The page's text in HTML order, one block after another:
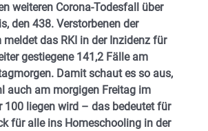
weiteren Corona-Todesfall über
den 438. Verstorbenen der
meldet das RKI in der Inzidenz für
gestiegene 141,2 Fälle am
Damit schaut es so aus,
auch am morgigen Freitag im
100 liegen wird – das bedeutet für
für alle ins Homeschooling in der